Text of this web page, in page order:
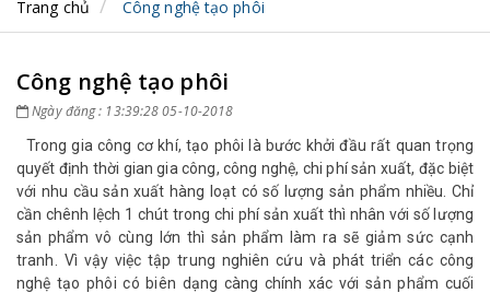
Trang chủ Công nghệ tạo phôi
Công nghệ tạo phôi
Ngày đăng : 13:39:28 05-10-2018
Trong gia công cơ khí, tạo phôi là bước khởi đầu rất quan trọng
quyết định thời gian gia công, công nghệ, chi phí sản xuất, đặc biệt
với nhu cầu sản xuất hàng loạt có số lượng sản phẩm nhiều. Chỉ
cần chênh lệch 1 chút trong chi phí sản xuất thì nhân với số lượng
sản phẩm vô cùng lớn thì sản phẩm làm ra sẽ giảm sức cạnh
tranh. Vì vậy việc tập trung nghiên cứu và phát triển các công
nghệ tạo phôi có biên dạng càng chính xác với sản phẩm cuối